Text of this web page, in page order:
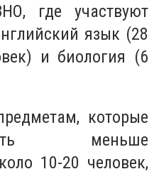
где участвуют
язык (28
и биология (6
которые
меньше
10-20 человек,